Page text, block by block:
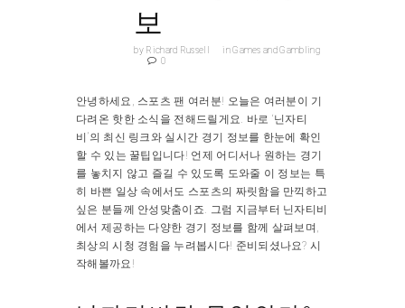
보
by Richard Russell inGames and Gambling
0
안녕하세요, 스포츠 팬 여러분! 오늘은 여러분이 기
다려온 핫한 소식을 전해드릴게요. 바로 ‘닌자티
비’의 최신 링크와 실시간 경기 정보를 한눈에 확인
할 수 있는 꿀팁입니다! 언제 어디서나 원하는 경기
를 놓치지 않고 즐길 수 있도록 도와줄 이 정보는 특
히 바쁜 일상 속에서도 스포츠의 짜릿함을 만끽하고
싶은 분들께 안성맞춤이죠. 그럼 지금부터 닌자티비
에서 제공하는 다양한 경기 정보를 함께 살펴보며,
최상의 시청 경험을 누려봅시다! 준비되셨나요? 시
작해볼까요!